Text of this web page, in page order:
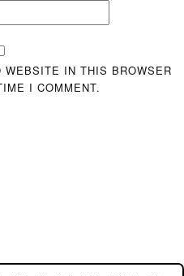
IN THIS BROWSER
I COMMENT.